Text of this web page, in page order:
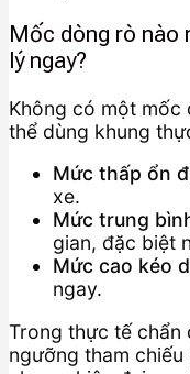
Mốc dòng rò nào
lý ngay?
Không có một mốc
thể dùng khung
Mức thấp ổn
xe.
Mức trung
gian, đặc biệt
Mức cao kéo
ngay.
Trong thực tế chẩn
ngưỡng tham